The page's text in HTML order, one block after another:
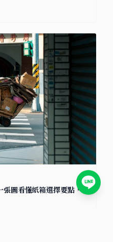
圖看懂紙箱選擇要點，